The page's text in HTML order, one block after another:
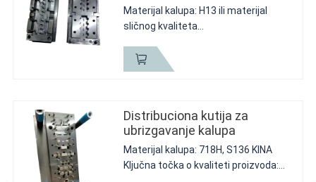
Materijal kalupa: H13 ili materijal
sličnog kvaliteta
količina za manje troškove
Kratak opis: za velike potrebe.
Distribuciona kutija za
ubrizgavanje kalupa
Materijal kalupa: 718H, S136 KINA
Ključna točka o kvaliteti proizvoda: